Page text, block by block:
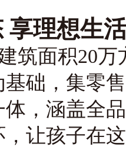
享理想生
面积20万
础，集零
，涵盖全
让孩子在